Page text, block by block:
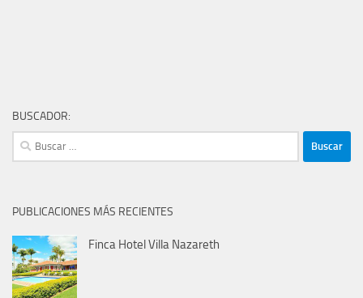
BUSCADOR:
Buscar:
PUBLICACIONES MÁS RECIENTES
Finca Hotel Villa Nazareth